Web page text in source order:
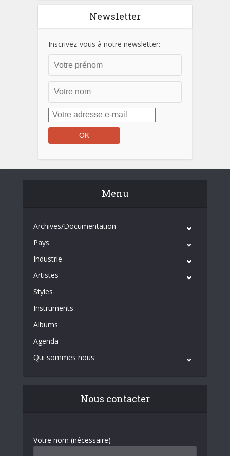
Newsletter
Inscrivez-vous à notre newsletter:
Menu
Archives/Documentation
Pays
Industrie
Artistes
Styles
Instruments
Albums
Agenda
Qui sommes nous
Nous contacter
Votre nom (nécessaire)